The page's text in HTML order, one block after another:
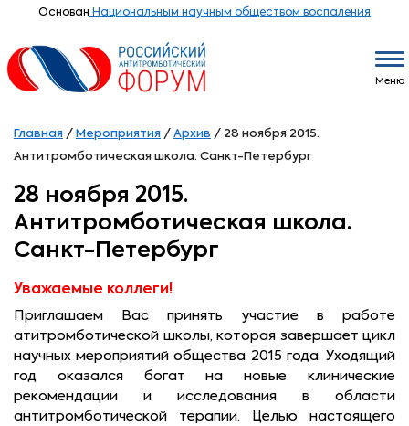
Основан Национальным научным обществом воспаления
Меню
Главная / Мероприятия / Архив / 28 ноября 2015.
Антитромботическая школа. Санкт-Петербург
28 ноября 2015.
Антитромботическая школа.
Санкт-Петербург
Уважаемые коллеги!
Приглашаем Вас принять участие в работе
атитромботической школы, которая завершает цикл
научных мероприятий общества 2015 года. Уходящий
год оказался богат на новые клинические
рекомендации и исследования в области
антитромботической терапии. Целью настоящего